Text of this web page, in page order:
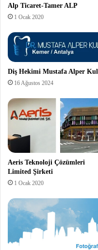
Alp Ticaret-Tamer ALP
1 Ocak 2020
Diş Hekimi Mustafa Alper Kul
16 Ağustos 2024
Aeris Teknoloji Çözümleri
Limited Şirketi
1 Ocak 2020